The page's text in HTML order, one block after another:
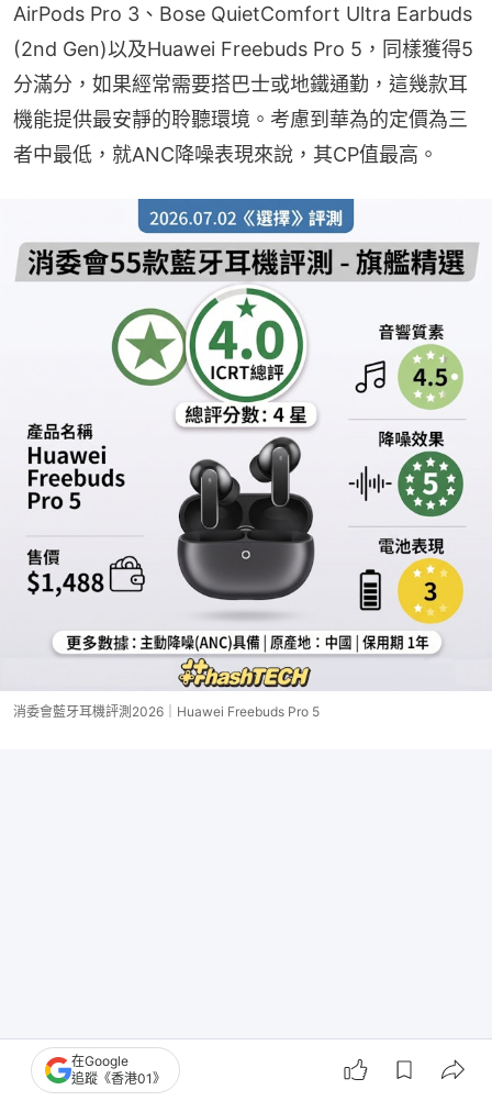
AirPods Pro 3、Bose QuietComfort Ultra Earbuds
(2nd Gen)以及Huawei Freebuds Pro 5，同樣獲得5
分滿分，如果經常需要搭巴士或地鐵通勤，這幾款耳
機能提供最安靜的聆聽環境。考慮到華為的定價為三
者中最低，就ANC降噪表現來說，其CP值最高。
消委會藍牙耳機評測2026｜Huawei Freebuds Pro 5
Sony Bose等81品牌耳機被指致癌？運動流汗/長期佩
在Google
追蹤《香港01》